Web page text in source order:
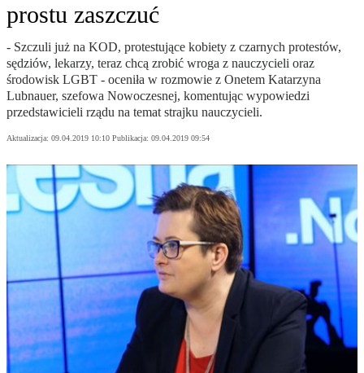
prostu zaszczuć
- Szczuli już na KOD, protestujące kobiety z czarnych protestów,
sędziów, lekarzy, teraz chcą zrobić wroga z nauczycieli oraz
środowisk LGBT - oceniła w rozmowie z Onetem Katarzyna
Lubnauer, szefowa Nowoczesnej, komentując wypowiedzi
przedstawicieli rządu na temat strajku nauczycieli.
Aktualizacja: 09.04.2019 10:10 Publikacja: 09.04.2019 09:54